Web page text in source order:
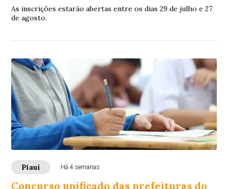
As inscrições estarão abertas entre os dias 29 de julho e 27
de agosto.
Piauí Há 4 semanas
Concurso unificado das prefeituras do